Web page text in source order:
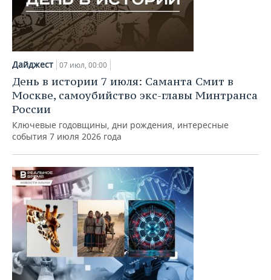
Дайджест 07 июл, 00:00
День в истории 7 июля: Саманта Смит в
Москве, самоубийство экс-главы Минтранса
России
Ключевые годовщины, дни рождения, интересные
события 7 июля 2026 года